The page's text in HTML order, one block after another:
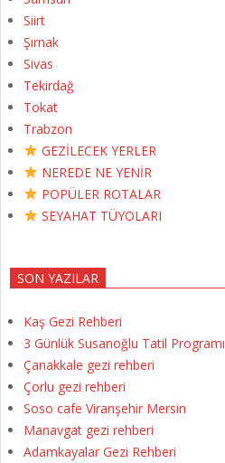
Siirt
Şırnak
Sivas
Tekirdağ
Tokat
Trabzon
GEZİLECEK YERLER
NEREDE NE YENİR
POPÜLER ROTALAR
SEYAHAT TÜYOLARI
SON YAZILAR
Kaş Gezi Rehberi
3 Günlük Susanoğlu Tatil Programı
Çanakkale gezi rehberi
Çorlu gezi rehberi
Soso cafe Viranşehir Mersin
Manavgat gezi rehberi
Adamkayalar Gezi Rehberi